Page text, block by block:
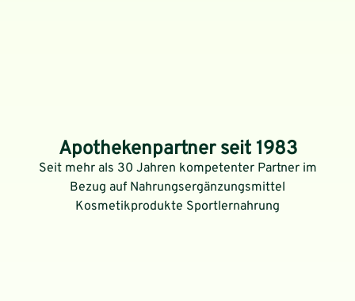
Apothekenpartner seit 1983
Seit mehr als 30 Jahren kompetenter Partner im
Bezug auf Nahrungsergänzungsmittel
Kosmetikprodukte Sportlernahrung